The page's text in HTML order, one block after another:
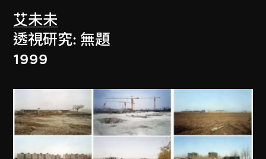
艾未未
透視研究: 無題
1999